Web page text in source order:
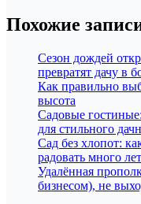
Похожие
Сезон дождей
превратят дачу в
Как правильно
высота
Садовые
для стильного
Сад без хлопот:
радовать много лет
Удалённая
бизнесом), не